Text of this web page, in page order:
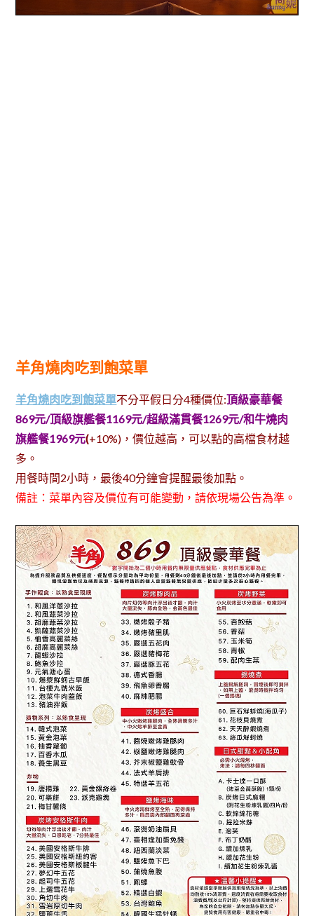
羊角燒肉吃到飽菜單
羊角燒肉吃到飽菜單不分平假日分4種價位:頂級豪華餐
869元/頂級旗艦餐1169元/超級滿貫餐1269元/和牛燒肉
旗艦餐1969元(+10%)，價位越高，可以點的高檔食材越
多。
用餐時間2小時，最後40分鐘會提醒最後加點。
備註：菜單內容及價位有可能變動，請依現場公告為準。